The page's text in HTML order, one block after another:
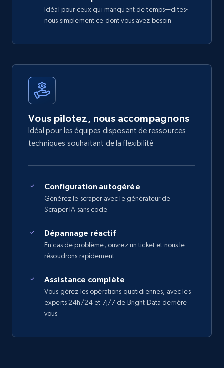
Idéal pour ceux qui manquent de temps—dites-
nous simplement ce dont vous avez besoin
Vous pilotez, nous accompagnons
Idéal pour les équipes disposant de ressources
techniques souhaitant de la flexibilité
Configuration autogérée
Générez le scraper avec le générateur de
Scraper IA sans code
Dépannage réactif
En cas de problème, ouvrez un ticket et nous le
résoudrons rapidement
Assistance complète
Vous gérez les opérations quotidiennes, avec les
experts 24h/24 et 7j/7 de Bright Data derrière
vous